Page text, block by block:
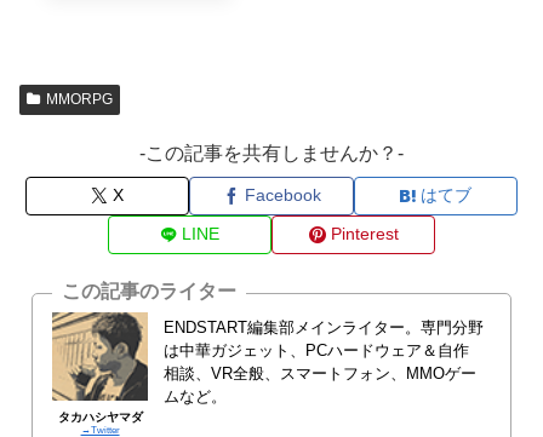
MMORPG
-この記事を共有しませんか？-
X Facebook
はてブ
LINE
Pinterest
この記事のライター
タカハシヤマダ
→Twitter
ENDSTART編集部メインライター。専門分野
は中華ガジェット、PCハードウェア＆自作
相談、VR全般、スマートフォン、MMOゲー
ムなど。